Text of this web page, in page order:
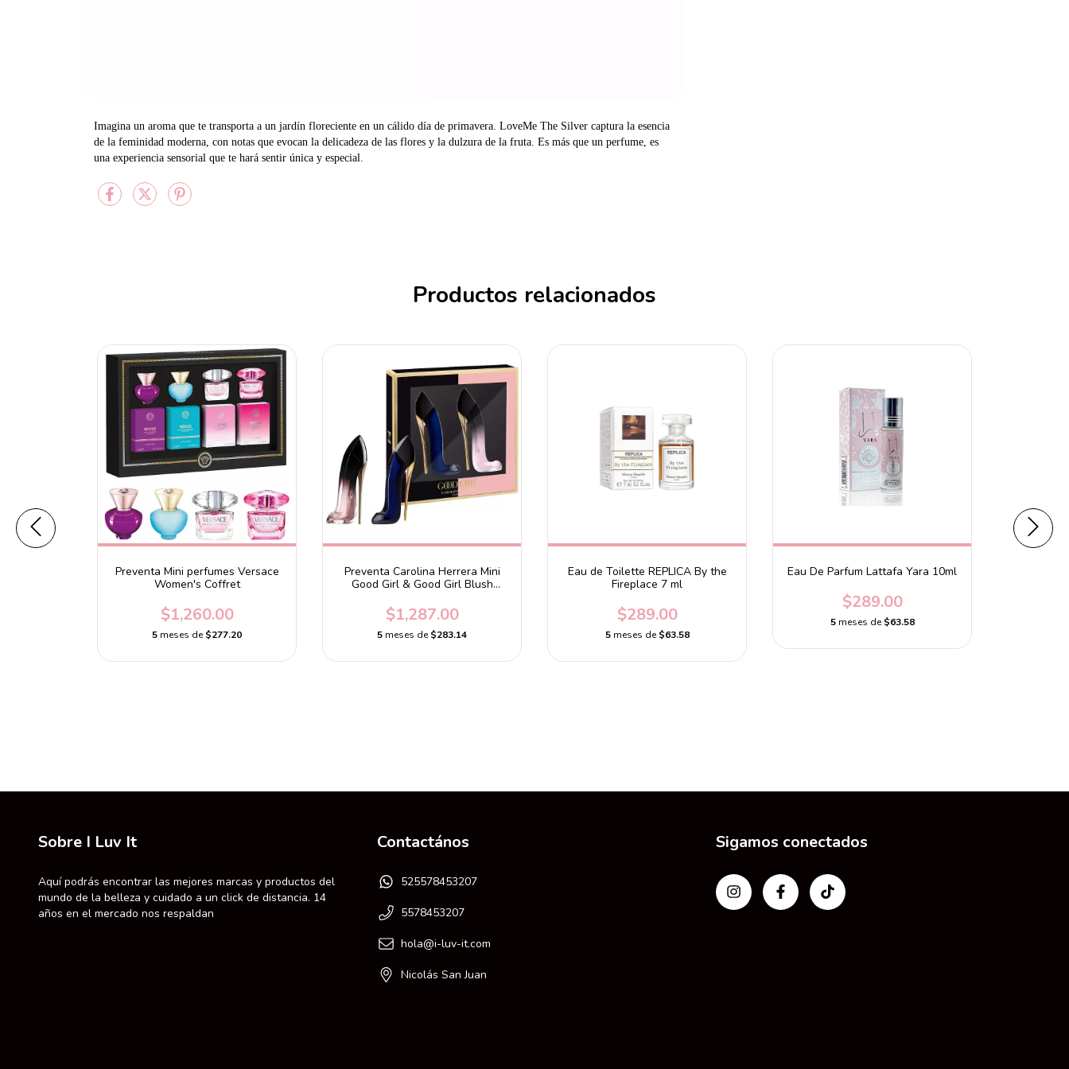
Imagina un aroma que te transporta a un jardín floreciente en un cálido día de primavera. LoveMe The Silver captura la esencia
de la feminidad moderna, con notas que evocan la delicadeza de las flores y la dulzura de la fruta. Es más que un perfume, es
una experiencia sensorial que te hará sentir única y especial.
Productos relacionados
Preventa Mini perfumes Versace
Women's Coffret
$1,260.00
5 meses de$277.20
Preventa Carolina Herrera Mini
Good Girl & Good Girl Blush
$1,287.00
5 meses de$283.14
Eau de Toilette REPLICA By the
Fireplace 7 ml
$289.00
5 meses de$63.58
Eau De Parfum Lattafa Yara 10ml
$289.00
5 meses de$63.58
Sobre I Luv It
Aquí podrás encontrar las mejores marcas y productos del
mundo de la belleza y cuidado a un click de distancia. 14
años en el mercado nos respaldan
Contactános
525578453207
5578453207
hola@i-luv-it.com
Nicolás San Juan
Sigamos conectados